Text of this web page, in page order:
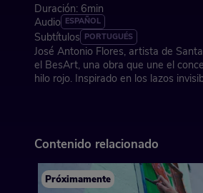
Duración: 6min
Audio ESPAÑOL
Subtítulos PORTUGUÉS
José Antonio Flores, artista de
el BesArt, una obra que une el
hilo rojo. Inspirado en los lazos
BesArt The River Museum: el
Santa Coloma de Gramenet
Contenido relacionado
Próximamente